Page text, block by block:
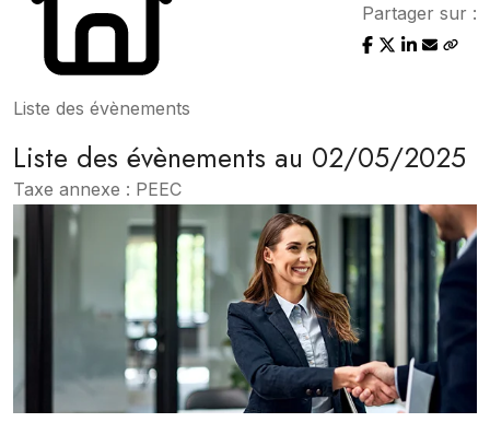
Liste des évènements
Partager sur :
Liste des évènements au 02/05/2025
Taxe annexe : PEEC